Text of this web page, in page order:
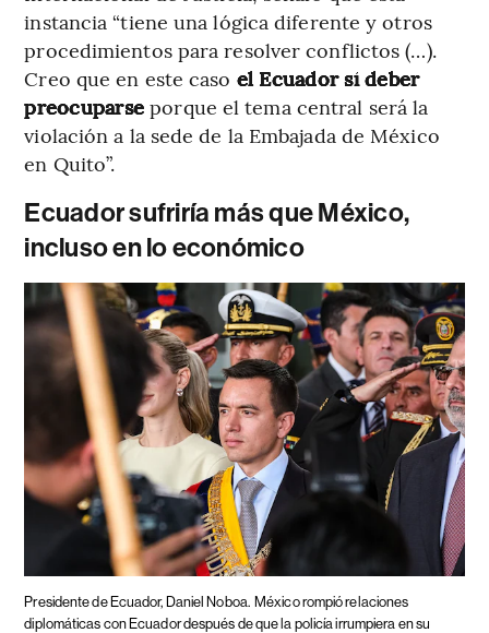
instancia “tiene una lógica diferente y otros
procedimientos para resolver conflictos (…).
Creo que en este caso el Ecuador sí deber
preocuparseporque el tema central será la
violación a la sede de la Embajada de México
en Quito”.
Ecuador sufriría más que México,
incluso en lo económico
Presidente de Ecuador, Daniel Noboa. México rompió relaciones
diplomáticas con Ecuador después de que la policía irrumpiera en su